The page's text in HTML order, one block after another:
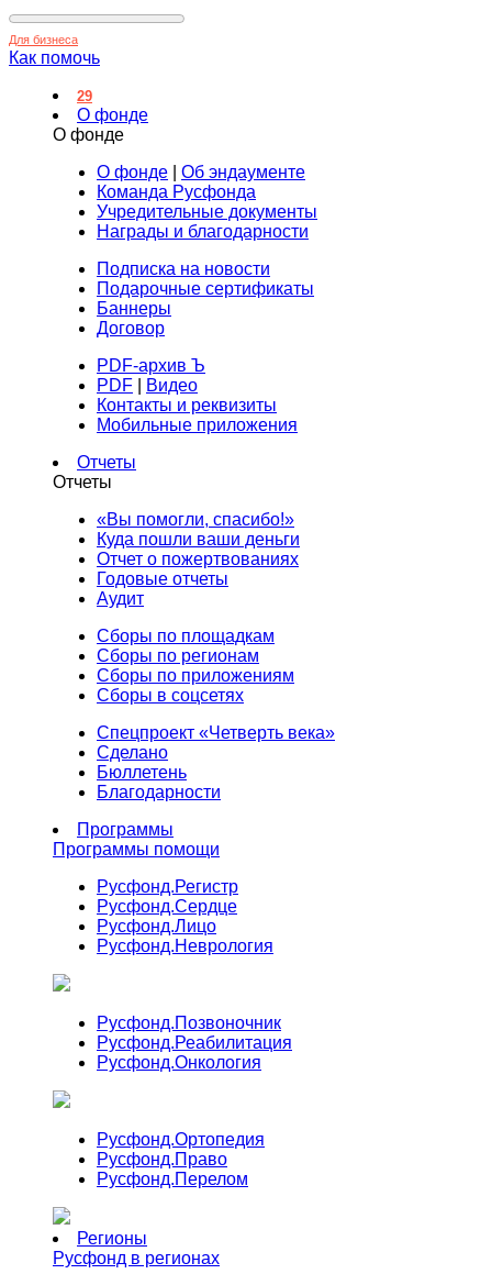
Для бизнеса
Как помочь
29
О фонде
О фонде
О фонде
Об эндаументе
Команда Русфонда
Учредительные документы
Награды и благодарности
Подписка на новости
Подарочные сертификаты
Баннеры
Договор
PDF-архив Ъ
PDF
Видео
Контакты и реквизиты
Мобильные приложения
Отчеты
Отчеты
«Вы помогли, спасибо!»
Куда пошли ваши деньги
Отчет о пожертвованиях
Годовые отчеты
Аудит
Сборы по площадкам
Сборы по регионам
Сборы по приложениям
Сборы в соцсетях
Спецпроект «Четверть века»
Сделано
Бюллетень
Благодарности
Программы
Программы помощи
Русфонд.Регистр
Русфонд.Сердце
Русфонд.Лицо
Русфонд.Неврология
Русфонд.Позвоночник
Русфонд.Реабилитация
Русфонд.Онкология
Русфонд.Ортопедия
Русфонд.Право
Русфонд.Перелом
Регионы
Русфонд в регионах